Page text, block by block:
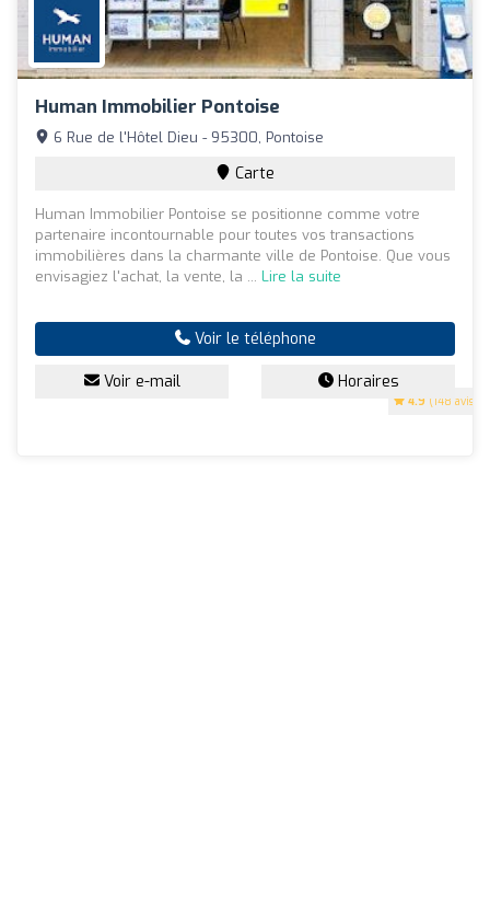
Human Immobilier Pontoise
4.9 (148 avis)
6 Rue de l'Hôtel Dieu - 95300, Pontoise
Carte
Human Immobilier Pontoise se positionne comme votre
partenaire incontournable pour toutes vos transactions
immobilières dans la charmante ville de Pontoise. Que vous
envisagiez l'achat, la vente, la ... Lire la suite
Voir le téléphone
Voir e-mail Horaires